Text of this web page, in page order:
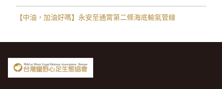
【中油，加油好嗎】永安至通霄第二條海底輸氣管線